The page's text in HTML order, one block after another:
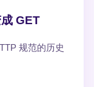
GET
规范的历史